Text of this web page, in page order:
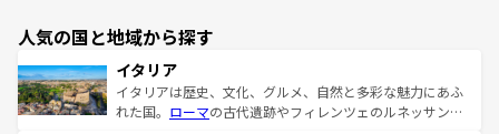
人気の国と地域から探す
イタリア
イタリアは歴史、文化、グルメ、自然と多彩な魅力にあふ
れた国。 ローマの古代遺跡やフィレンツェのルネッサンス